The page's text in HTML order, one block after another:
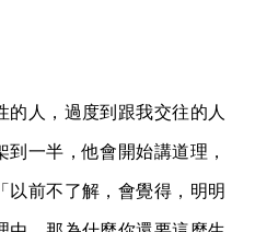
的人，過度到跟我交往的人
一半，他會開始講道理，
以前不了解，會覺得，明明